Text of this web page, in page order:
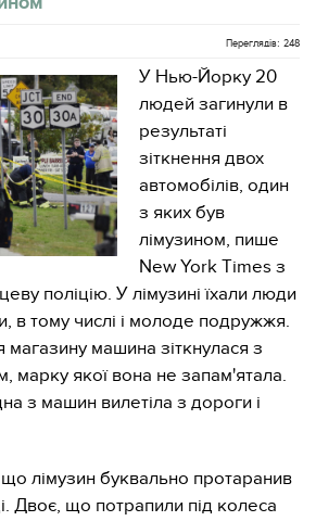
Переглядів: 248
У Нью-Йорку 20
людей загинули в
результаті
зіткнення двох
автомобілів, один
з яких був
лімузином, пише
New York Times з
поліцію. У лімузині їхали люди
в тому числі і молоде подружжя.
магазину машина зіткнулася з
марку якої вона не запам'ятала.
з машин вилетіла з дороги і
лімузин буквально протаранив
Двоє, що потрапили під колеса